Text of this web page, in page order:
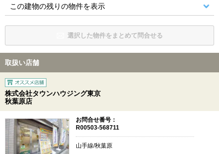
この建物の残りの物件を表示
選択した物件をまとめて問合せる
取扱い店舗
株式会社タウンハウジング東京
秋葉原店
お問合せ番号：
R00503-568711
山手線/秋葉原